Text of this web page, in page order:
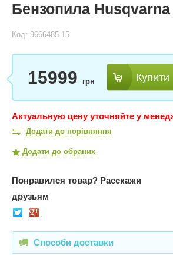
Бензопила Husqvarna
Код: 9666485-15
15999 грн Купити
Актуальную цену уточняйте у
Додати до порівняння
Додати до обраних
Понравился товар? Расскажи
друзьям
Способи доставки